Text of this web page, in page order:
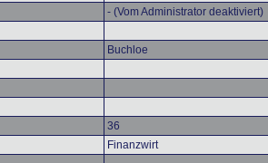
- (Vom Administrator deaktiviert)
Buchloe
36
Finanzwirt